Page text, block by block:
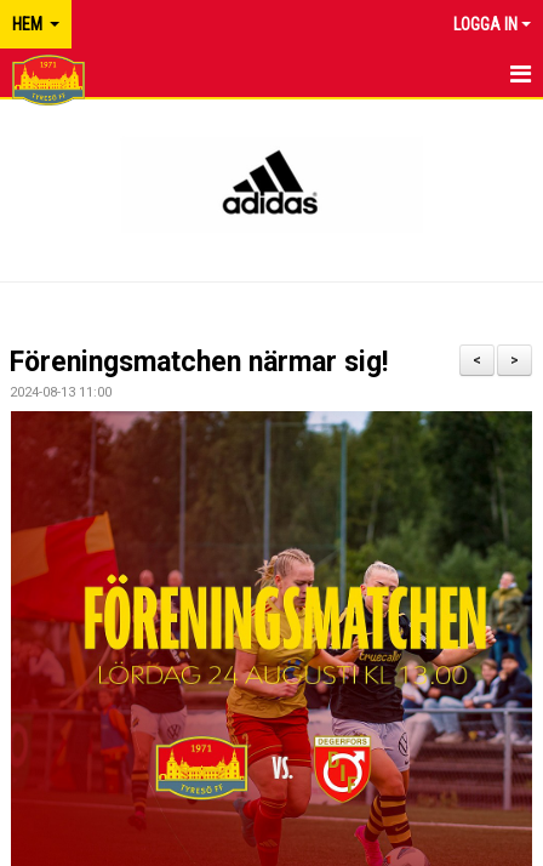
HEM LOGGA IN
>
<
Föreningsmatchen närmar sig!
2024-08-13 11:00